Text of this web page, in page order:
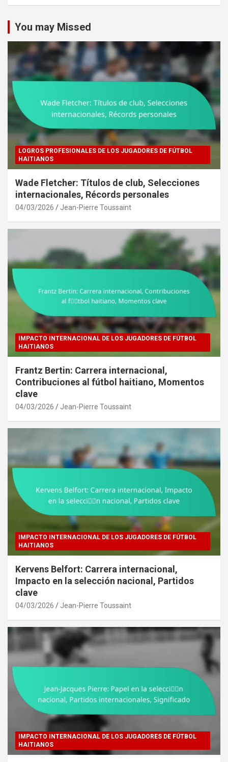
c
You may Missed
LOGROS PROFESIONALES DE LOS JUGADORES DE FÚTBOL
HAITIANOS
Wade Fletcher: Títulos de club, Selecciones
internacionales, Récords personales
04/03/2026 Jean-Pierre Toussaint
IMPACTO INTERNACIONAL DE LOS JUGADORES DE FÚTBOL
HAITIANOS
Frantz Bertin: Carrera internacional,
Contribuciones al fútbol haitiano, Momentos
clave
04/03/2026 Jean-Pierre Toussaint
IMPACTO INTERNACIONAL DE LOS JUGADORES DE FÚTBOL
HAITIANOS
Kervens Belfort: Carrera internacional,
Impacto en la selección nacional, Partidos
clave
04/03/2026 Jean-Pierre Toussaint
IMPACTO INTERNACIONAL DE LOS JUGADORES DE FÚTBOL
HAITIANOS